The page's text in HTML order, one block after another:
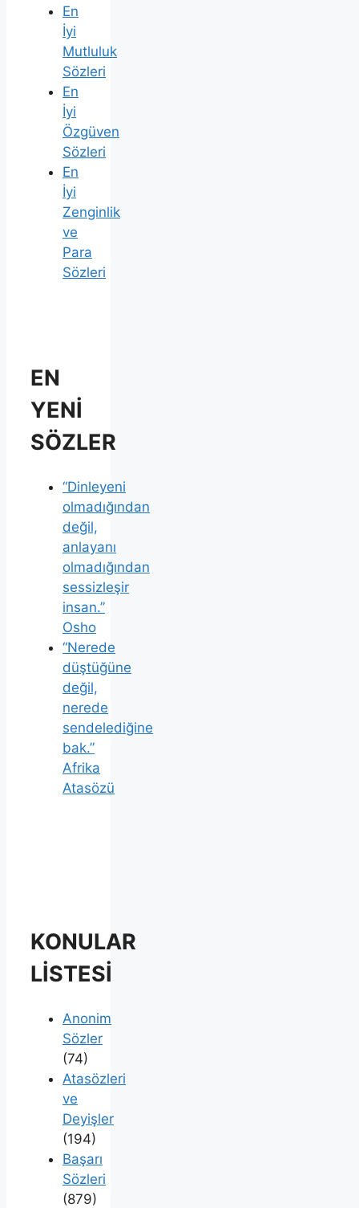
En
İyi
Mutluluk
Sözleri
En
İyi
Özgüven
Sözleri
En
İyi
Zenginlik
ve
Para
Sözleri
EN
YENİ
SÖZLER
“Dinleyeni
olmadığından
değil,
anlayanı
olmadığından
sessizleşir
insan.”
Osho
“Nerede
düştüğüne
değil,
nerede
sendelediğine
bak.”
Afrika
Atasözü
KONULAR
LİSTESİ
Anonim
Sözler
(74)
Atasözleri
ve
Deyişler
(194)
Başarı
Sözleri
(879)